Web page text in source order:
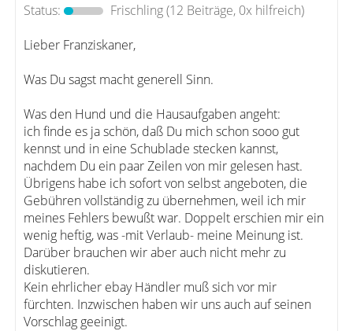
Status:
Frischling(12 Beiträge, 0x hilfreich)
Lieber Franziskaner,
Was Du sagst macht generell Sinn.
Was den Hund und die Hausaufgaben angeht:
ich finde es ja schön, daß Du mich schon sooo gut
kennst und in eine Schublade stecken kannst,
nachdem Du ein paar Zeilen von mir gelesen hast.
Übrigens habe ich sofort von selbst angeboten, die
Gebühren vollständig zu übernehmen, weil ich mir
meines Fehlers bewußt war. Doppelt erschien mir ein
wenig heftig, was -mit Verlaub- meine Meinung ist.
Darüber brauchen wir aber auch nicht mehr zu
diskutieren.
Kein ehrlicher ebay Händler muß sich vor mir
fürchten. Inzwischen haben wir uns auch auf seinen
Vorschlag geeinigt.